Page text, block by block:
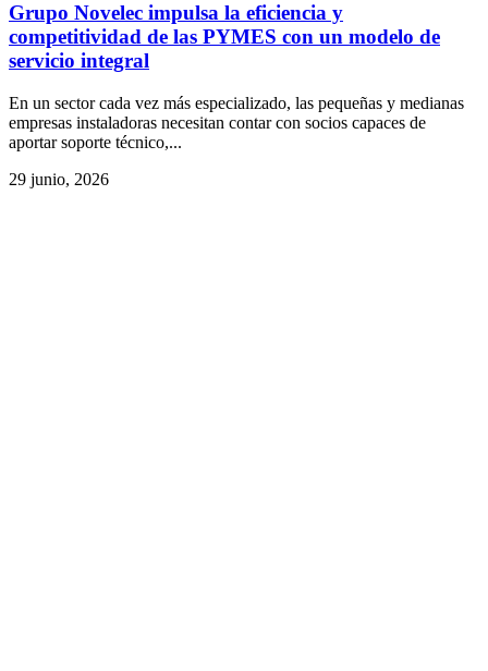
Grupo Novelec impulsa la eficiencia y
competitividad de las PYMES con un modelo de
servicio integral
En un sector cada vez más especializado, las pequeñas y medianas
empresas instaladoras necesitan contar con socios capaces de
aportar soporte técnico,...
29 junio, 2026